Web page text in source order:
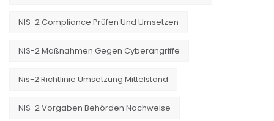
NIS-2 Compliance Prüfen Und Umsetzen
NIS-2 Maßnahmen Gegen Cyberangriffe
Nis-2 Richtlinie Umsetzung Mittelstand
NIS-2 Vorgaben Behörden Nachweise